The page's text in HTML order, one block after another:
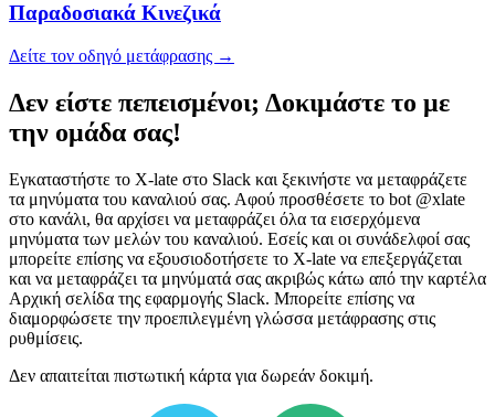
Παραδοσιακά Κινεζικά
Δείτε τον οδηγό μετάφρασης →
Δεν είστε πεπεισμένοι; Δοκιμάστε το με
την ομάδα σας!
Εγκαταστήστε το X-late στο Slack και ξεκινήστε να μεταφράζετε
τα μηνύματα του καναλιού σας. Αφού προσθέσετε το bot @xlate
στο κανάλι, θα αρχίσει να μεταφράζει όλα τα εισερχόμενα
μηνύματα των μελών του καναλιού. Εσείς και οι συνάδελφοί σας
μπορείτε επίσης να εξουσιοδοτήσετε το X-late να επεξεργάζεται
και να μεταφράζει τα μηνύματά σας ακριβώς κάτω από την καρτέλα
Αρχική σελίδα της εφαρμογής Slack. Μπορείτε επίσης να
διαμορφώσετε την προεπιλεγμένη γλώσσα μετάφρασης στις
ρυθμίσεις.
Δεν απαιτείται πιστωτική κάρτα για δωρεάν δοκιμή.